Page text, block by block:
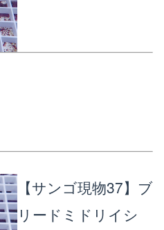
【サンゴ現物37】ブ
リードミドリイシ